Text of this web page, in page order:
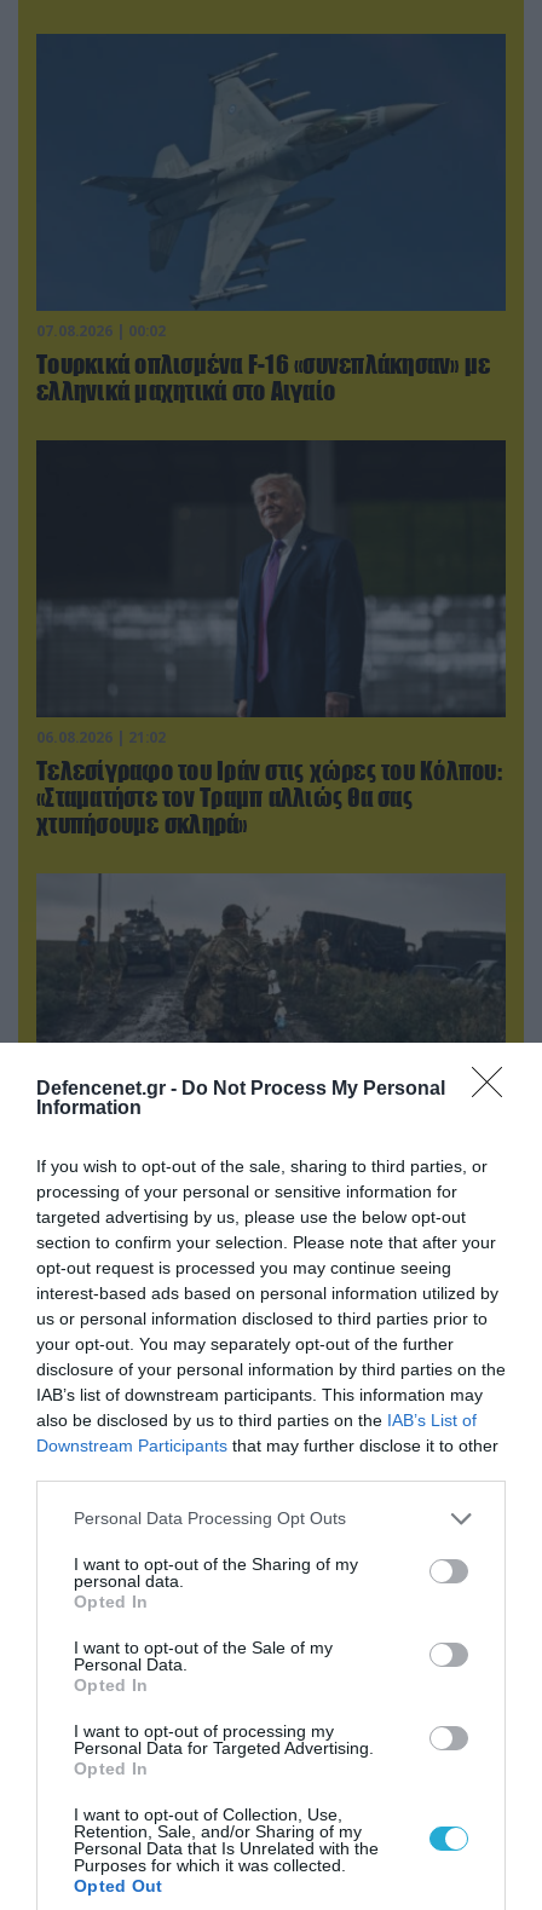
Defencenet.gr - Do Not Process My Personal
Information
If you wish to opt-out of the sale, sharing to third parties, or
processing of your personal or sensitive information for
targeted advertising by us, please use the below opt-out
section to confirm your selection. Please note that after your
opt-out request is processed you may continue seeing
interest-based ads based on personal information utilized by
us or personal information disclosed to third parties prior to
your opt-out. You may separately opt-out of the further
disclosure of your personal information by third parties on the
IAB’s list of downstream participants. This information may
also be disclosed by us to third parties on the IAB’s List of
Downstream Participants that may further disclose it to other
Please note that this website/app uses one or more Google
not limited to your visit or usage behaviour. You may click to
grant or deny consent to Google and its third-party tags to
use your data for below specified purposes in below Google
consent section.
Personal Data Processing Opt Outs
I want to opt-out of the Sharing of my
personal data.
Opted In
I want to opt-out of the Sale of my
Personal Data.
Opted In
I want to opt-out of processing my
Personal Data for Targeted Advertising.
Opted In
I want to opt-out of Collection, Use,
Retention, Sale, and/or Sharing of my
Personal Data that Is Unrelated with the
Purposes for which it was collected.
Opted Out
07.08.2026 | 00:02
Τουρκικά οπλισμένα F-16 «συνεπλάκησαν» με
ελληνικά μαχητικά στο Αιγαίο
06.08.2026 | 21:02
Τελεσίγραφο του Ιράν στις χώρες του Κόλπου:
«Σταματήστε τον Τραμπ αλλιώς θα σας
χτυπήσουμε σκληρά»
06.08.2026 | 17:02
Ουκρανία: Αποκαλύφθηκε ο αριθμός των
ξένων εθελοντών που πολεμούν για το Κίεβο
06.08.2026 | 14:02
«Επιχείρηση ελεύθερα πεζοδρόμια» στην
Αθήνα: Απομακρύνθηκαν παράνομα
αντικείμενα από κοινόχρηστους χώρους